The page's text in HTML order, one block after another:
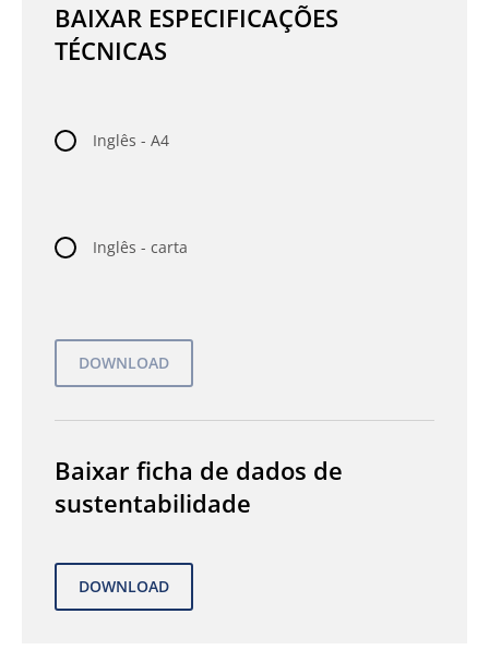
BAIXAR ESPECIFICAÇÕES
TÉCNICAS
Inglês - A4
Inglês - carta
Baixar ficha de dados de
sustentabilidade